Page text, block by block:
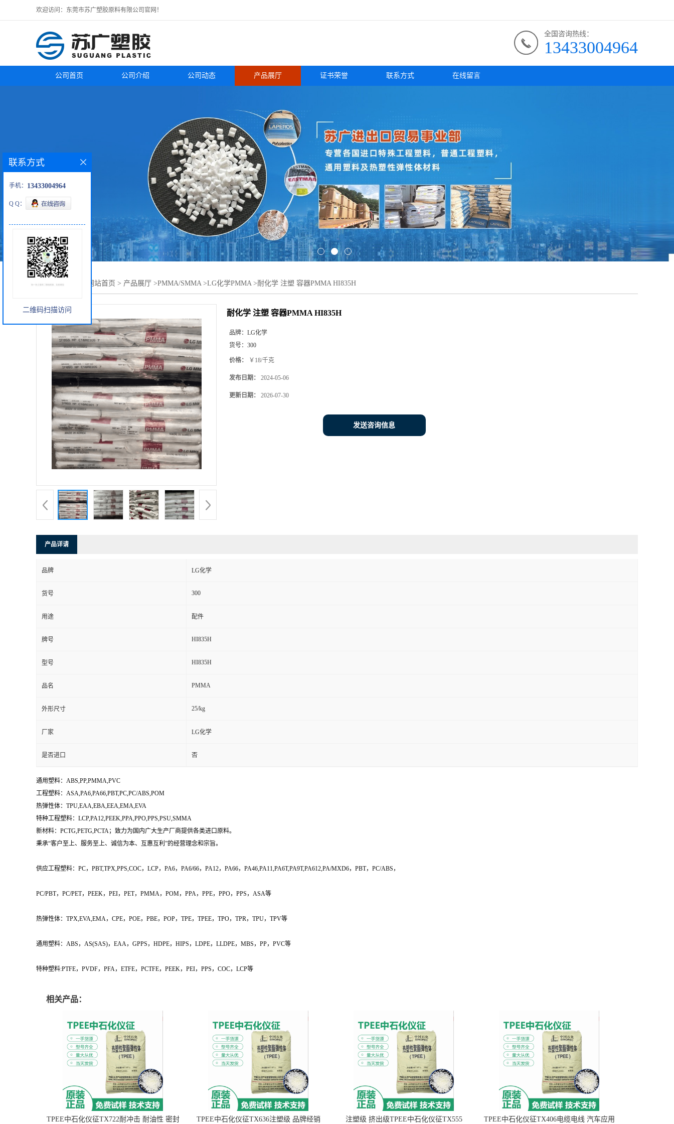
欢迎访问：东莞市苏广塑胶原料有限公司官网！
全国咨询热线：
13433004964
公司首页 公司介绍 公司动态 产品展厅 证书荣誉 联系方式 在线留言
您当前的位置： 网站首页 > 产品展厅 >PMMA/SMMA>LG化学PMMA>耐化学 注塑 容器PMMA HI835H
耐化学 注塑 容器PMMA HI835H
品牌： LG化学
货号： 300
价格： ￥18/千克
发布日期： 2024-05-06
更新日期： 2026-07-30
发送咨询信息
产品详请
品牌 LG化学
货号 300
用途 配件
牌号 HI835H
型号 HI835H
品名 PMMA
外形尺寸 25/kg
厂家 LG化学
是否进口 否
通用塑料：ABS,PP,PMMA,PVC
工程塑料：ASA,PA6,PA66,PBT,PC,PC/ABS,POM
热弹性体：TPU,EAA,EBA,EEA,EMA,EVA
特种工程塑料：LCP,PA12,PEEK,PPA,PPO,PPS,PSU,SMMA
新材料：PCTG,PETG,PCTA；致力为国内广大生产厂商提供各类进口原料。
秉承“客户至上、服务至上、诚信为本、互惠互利”的经营理念和宗旨。
供应工程塑料：PC，PBT,TPX,PPS,COC，LCP，PA6，PA6/66，PA12，PA66，PA46,PA11,PA6T,PA9T,PA612,PA/MXD6，PBT，PC/ABS，
PC/PBT，PC/PET，PEEK，PEI，PET，PMMA，POM，PPA，PPE，PPO，PPS，ASA等
热弹性体：TPX,EVA,EMA，CPE，POE，PBE，POP，TPE，TPEE，TPO，TPR，TPU，TPV等
通用塑料：ABS，AS(SAS)，EAA，GPPS，HDPE，HIPS，LDPE，LLDPE，MBS，PP，PVC等
特种塑料:PTFE，PVDF，PFA，ETFE，PCTFE，PEEK，PEI，PPS，COC，LCP等
相关产品：
TPEE中石化仪征TX722耐冲击 耐油性 密封 TPEE中石化仪征TX636注塑级 品牌经销 注塑级 挤出级TPEE中石化仪征TX555 TPEE中石化仪征TX406电缆电线 汽车应用
联系方式
手机： 13433004964
Q Q：
二维码扫描访问